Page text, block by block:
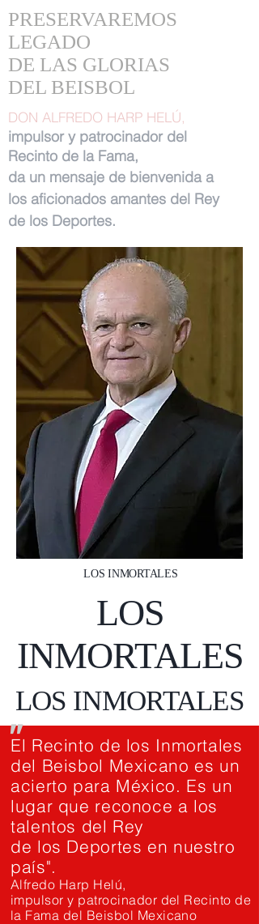
PRESERVAREMOS
LEGADO
DE LAS GLORIAS
DEL BEISBOL
DON ALFREDO HARP HELÚ,
impulsor y patrocinador del
Recinto de la Fama,
da un mensaje de bienvenida a
los aficionados amantes del Rey
de los Deportes.
LOS INMORTALES
LOS
INMORTALES
LOS INMORTALES
El Recinto de los Inmortales
del Beisbol Mexicano es un
acierto para México. Es un
lugar que reconoce a los
talentos del Rey
de los Deportes en nuestro
país".
Alfredo Harp Helú,
impulsor y patrocinador del Recinto de
la Fama del Beisbol Mexicano
"